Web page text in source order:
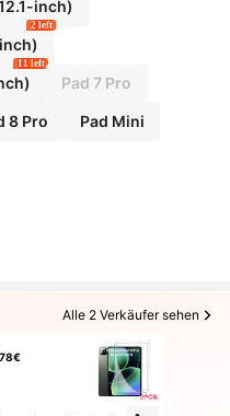
inch)
2 left
11 left
Pad 7 Pro
8 Pro Pad Mini
Alle 2 Verkäufer sehen
,78€